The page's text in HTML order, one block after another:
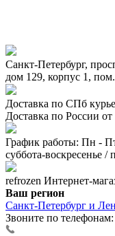
Санкт-Петербург,
дом 129, корпус 1,
Доставка по СПб
Доставка по России
График работы: Пн -
суббота-воскресенье
refrozen Интернет-
Ваш регион
Санкт-Петербург и
Звоните по телефонам: